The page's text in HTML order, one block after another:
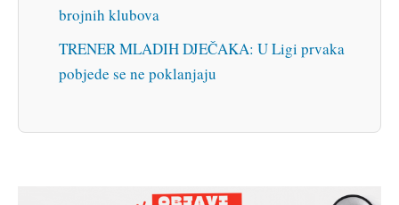
brojnih klubova
TRENER MLADIH DJEČAKA: U Ligi prvaka
pobjede se ne poklanjaju